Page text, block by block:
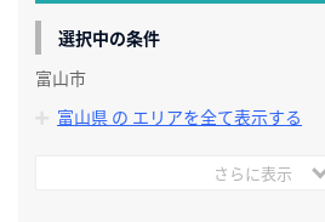
選択中の条件
富山市
富山県 の エリアを全て表示する
さらに表示